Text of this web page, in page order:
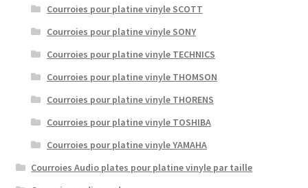
Courroies pour platine vinyle SCOTT
Courroies pour platine vinyle SONY
Courroies pour platine vinyle TECHNICS
Courroies pour platine vinyle THOMSON
Courroies pour platine vinyle THORENS
Courroies pour platine vinyle TOSHIBA
Courroies pour platine vinyle YAMAHA
Courroies Audio plates pour platine vinyle par taille